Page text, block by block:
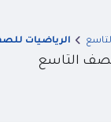
الرياضيات
التاسع